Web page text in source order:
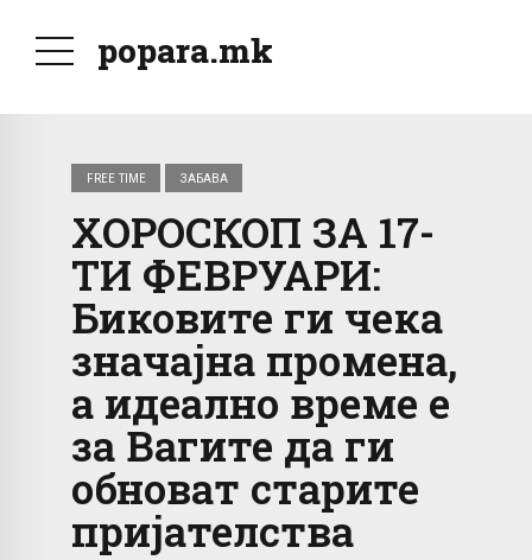
popara.mk
FREE TIME ЗАБАВА
ХОРОСКОП ЗА 17-
ТИ ФЕВРУАРИ:
Биковите ги чека
значајна промена,
а идеално време е
за Вагите да ги
обноват старите
пријателства